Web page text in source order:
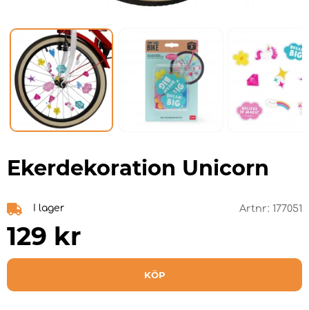
Ekerdekoration Unicorn
I lager Artnr: 177051
129 kr
KÖP